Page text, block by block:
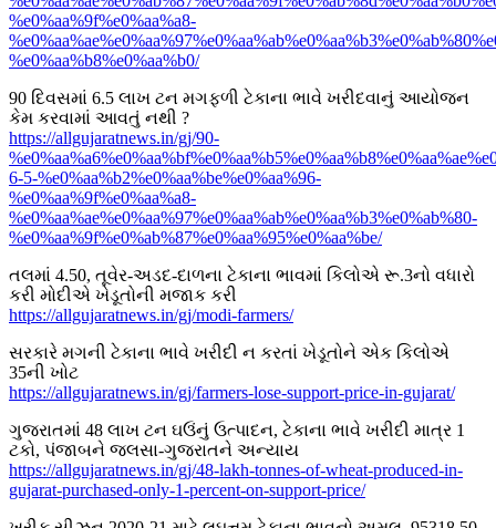
%e0%aa%9f%e0%aa%a8-
%e0%aa%b8%e0%aa%b0/
90 દિવસમાં 6.5 લાખ ટન મગફળી ટેકાના ભાવે ખરીદવાનું આયોજન
કેમ કરવામાં આવતું નથી ?
https://allgujaratnews.in/gj/90-
6-5-%e0%aa%b2%e0%aa%be%e0%aa%96-
%e0%aa%9f%e0%aa%a8-
%e0%aa%ae%e0%aa%97%e0%aa%ab%e0%aa%b3%e0%ab%80-
%e0%aa%9f%e0%ab%87%e0%aa%95%e0%aa%be/
તલમાં 4.50, તૂવેર-અડદ-દાળના ટેકાના ભાવમાં કિલોએ રૂ.3નો વધારો
કરી મોદીએ ખેડૂતોની મજાક કરી
https://allgujaratnews.in/gj/modi-farmers/
સરકારે મગની ટેકાના ભાવે ખરીદી ન કરતાં ખેડૂતોને એક કિલોએ
35ની ખોટ
https://allgujaratnews.in/gj/farmers-lose-support-price-in-gujarat/
ગુજરાતમાં 48 લાખ ટન ઘઉંનું ઉત્પાદન, ટેકાના ભાવે ખરીદી માત્ર 1
ટકો, પંજાબને જલસા-ગુજરાતને અન્યાય
https://allgujaratnews.in/gj/48-lakh-tonnes-of-wheat-produced-in-
gujarat-purchased-only-1-percent-on-support-price/